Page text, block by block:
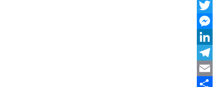
WhatsApp
Twitter
Messenger
LinkedIn
Telegram
Email